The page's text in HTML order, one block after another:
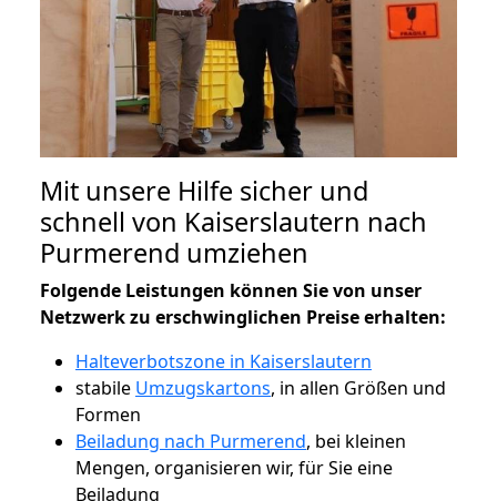
Mit unsere Hilfe sicher und
schnell von Kaiserslautern nach
Purmerend umziehen
Folgende Leistungen können Sie von unser
Netzwerk zu erschwinglichen Preise erhalten:
Halteverbotszone in Kaiserslautern
stabile Umzugskartons, in allen Größen und
Formen
Beiladung nach Purmerend, bei kleinen
Mengen, organisieren wir, für Sie eine
Beiladung